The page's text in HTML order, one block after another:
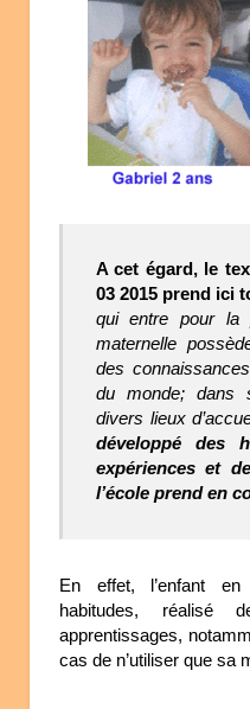
A cet égard, le
03 2015 prend ici
qui entre pour la
maternelle
des
du monde; dans
divers lieux
développé des
expériences et
l’école prend en
En effet, l’enfant
habitudes, réalisé
apprentissages,
cas de n’utiliser que sa